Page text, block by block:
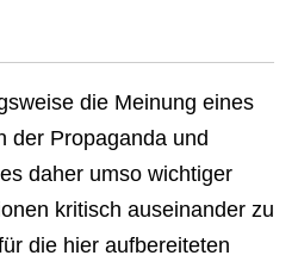
die Meinung eines
der Propaganda und
daher umso wichtiger
kritisch auseinander zu
die hier aufbereiteten